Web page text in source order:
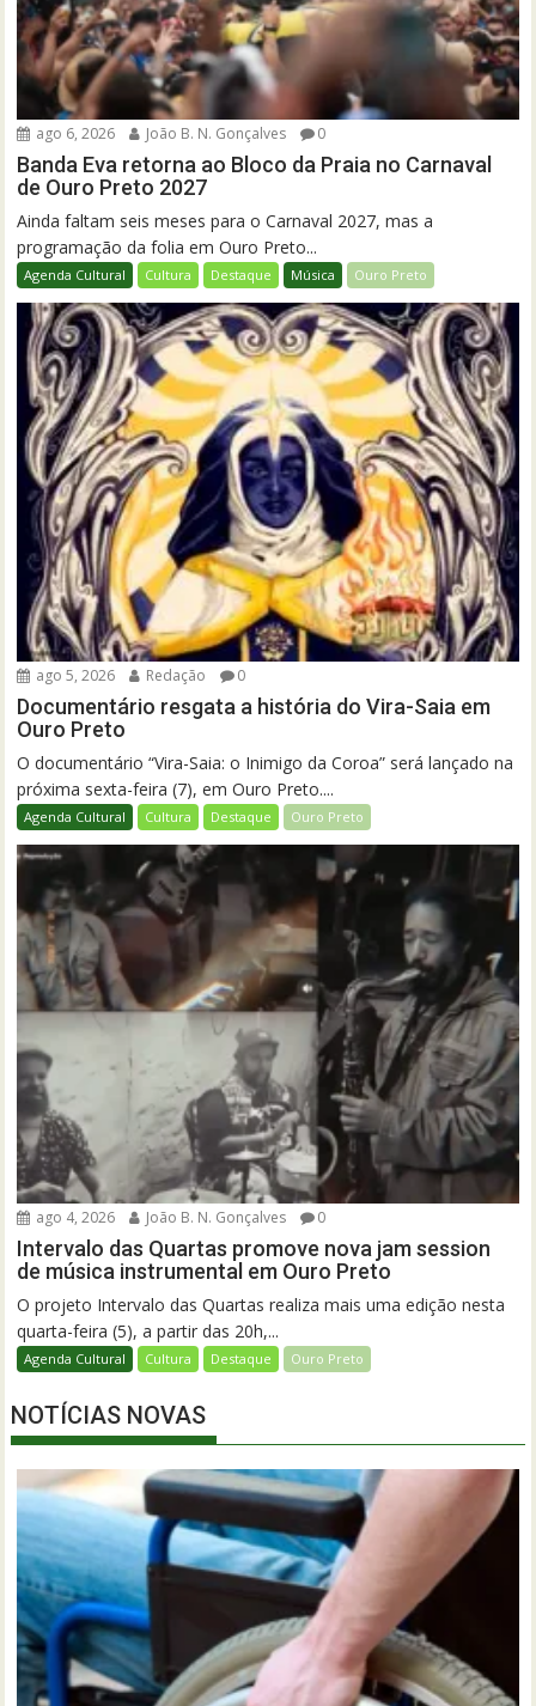
ago 6, 2026 João B. N. Gonçalves 0
Banda Eva retorna ao Bloco da Praia no Carnaval
de Ouro Preto 2027
Ainda faltam seis meses para o Carnaval 2027, mas a
programação da folia em Ouro Preto...
Agenda Cultural Cultura Destaque Música Ouro Preto
ago 5, 2026 Redação 0
Documentário resgata a história do Vira-Saia em
Ouro Preto
O documentário “Vira-Saia: o Inimigo da Coroa” será lançado na
próxima sexta-feira (7), em Ouro Preto....
Agenda Cultural Cultura Destaque Ouro Preto
ago 4, 2026 João B. N. Gonçalves 0
Intervalo das Quartas promove nova jam session
de música instrumental em Ouro Preto
O projeto Intervalo das Quartas realiza mais uma edição nesta
quarta-feira (5), a partir das 20h,...
Agenda Cultural Cultura Destaque Ouro Preto
NOTÍCIAS NOVAS